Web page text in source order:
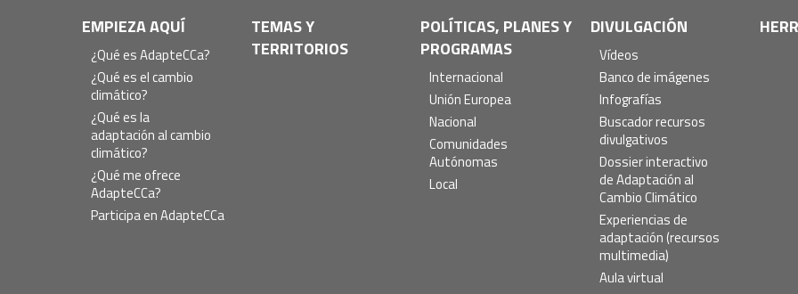
Navegación
principal
EMPIEZA AQUÍ
¿Qué es AdapteCCa?
¿Qué es el cambio
climático?
¿Qué es la
adaptación al cambio
climático?
¿Qué me ofrece
AdapteCCa?
Participa en AdapteCCa
TEMAS Y
TERRITORIOS
POLÍTICAS, PLANES Y
PROGRAMAS
Internacional
Unión Europea
Nacional
Comunidades
Autónomas
Local
DIVULGACIÓN
Vídeos
Banco de imágenes
Infografías
Buscador recursos
divulgativos
Dossier interactivo
de Adaptación al
Cambio Climático
Experiencias de
adaptación (recursos
multimedia)
Aula virtual